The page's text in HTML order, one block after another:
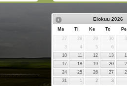
Elokuu 2026
Ma Ti Ke To
Pe
27
28 29 30
3
4 5
6
10
11 12 13
17
18 19 20
24
25 26 27
31
1 2 3